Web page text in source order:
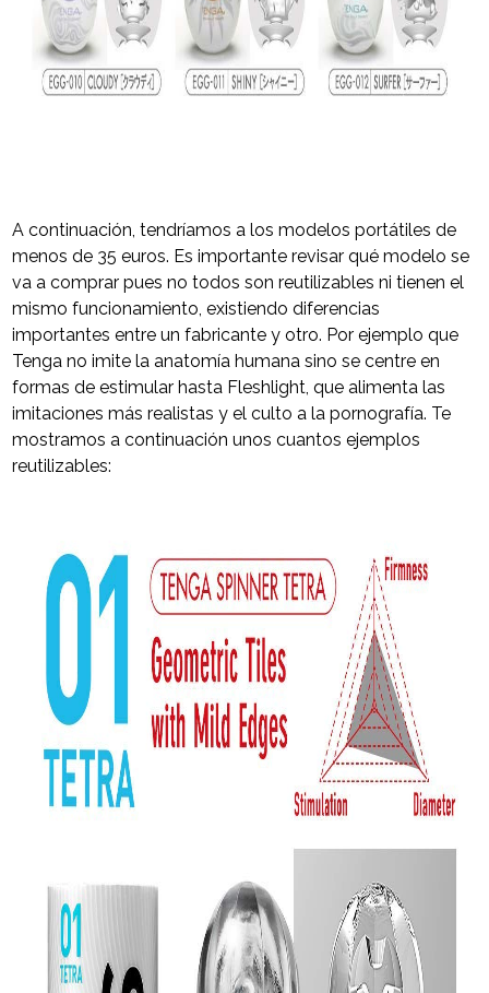
A continuación, tendríamos a los modelos portátiles de
menos de 35 euros. Es importante revisar qué modelo se
va a comprar pues no todos son reutilizables ni tienen el
mismo funcionamiento, existiendo diferencias
importantes entre un fabricante y otro. Por ejemplo que
Tenga no imite la anatomía humana sino se centre en
formas de estimular hasta Fleshlight, que alimenta las
imitaciones más realistas y el culto a la pornografía. Te
mostramos a continuación unos cuantos ejemplos
reutilizables: